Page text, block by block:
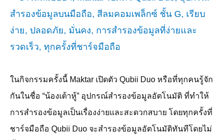
ในกิจกรรมครั้งนี้ Maktar เปิดตัว Qubii Duo หรือที่ทุกคนรู้จัก
กันในชื่อ “น้องเต้าหู้” อุปกรณ์สำรองข้อมูลอัตโนมัติ ที่ทำให้
การสำรองข้อมูลเป็นเรื่องง่ายและสะดวกสบาย โดยทุกครั้งที่
ชาร์จมือถือ Qubii Duo จะสำรองข้อมูลอัตโนมัติทันทีโดยไม่